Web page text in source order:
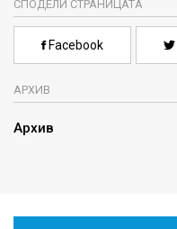
СПОДЕЛИ СТРАНИЦАТА
Facebook
АРХИВ
Архив